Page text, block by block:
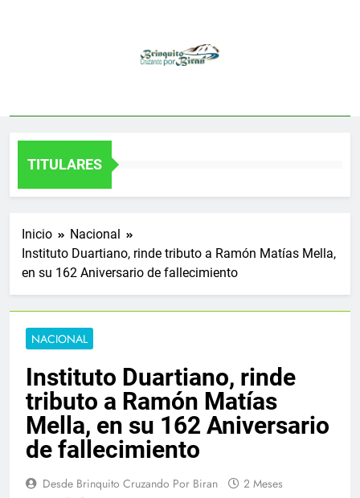
TITULARES
Inicio
Nacional
Instituto Duartiano, rinde tributo a Ramón Matías Mella,
en su 162 Aniversario de fallecimiento
NACIONAL
Instituto Duartiano, rinde
tributo a Ramón Matías
Mella, en su 162 Aniversario
de fallecimiento
Desde Brinquito Cruzando Por Biran
2 Meses